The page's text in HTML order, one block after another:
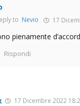
to Nevio 17
pienamente
Rispondi
17 Dicembre 2022